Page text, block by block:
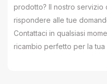
prodotto? Il nostro servizio
rispondere alle tue
Contattaci in qualsiasi
ricambio perfetto per la tua